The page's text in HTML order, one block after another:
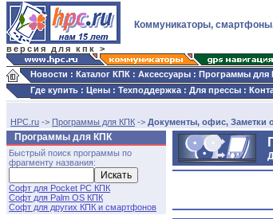
версия для кпк >
Коммуникаторы,
Новости : Каталог КПК : Аксессуары : Программы для
Где купить : Цены : Техподдержка : Для прессы :
HPC.ru -> Программы для КПК -> Документы, офис, Заметки
Программы для КПК
Быстрый поиск программы по
фрагменту названия:
Софт для Pocket PC КПК
Софт для Palm OS КПК
Софт для других КПК и смартфонов